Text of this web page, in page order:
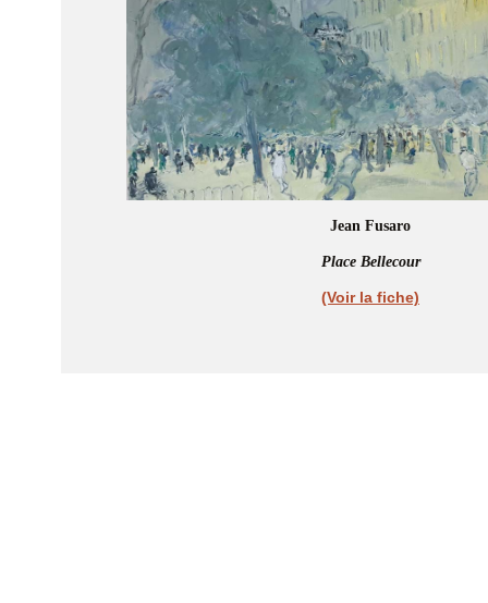
Jean Fusaro
Place Bellecour
(Voir la fiche)